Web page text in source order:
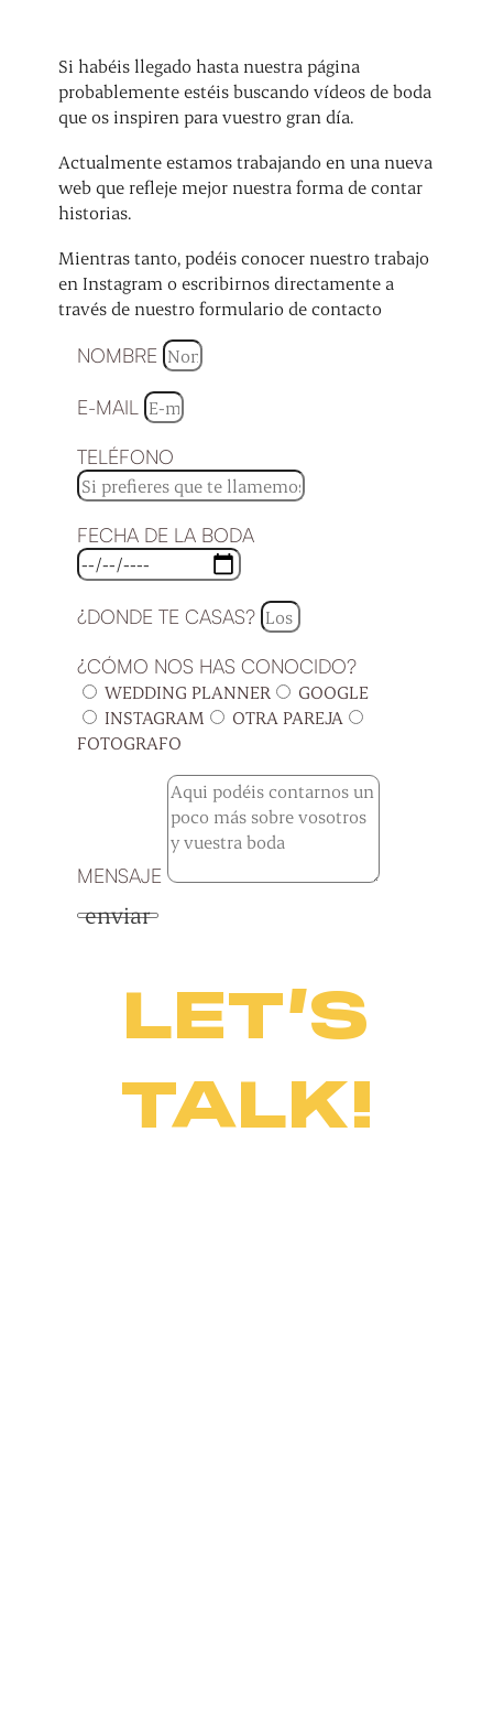
Si habéis llegado hasta nuestra página
probablemente estéis buscando vídeos de boda
que os inspiren para vuestro gran día.
Actualmente estamos trabajando en una nueva
web que refleje mejor nuestra forma de contar
historias.
Mientras tanto, podéis conocer nuestro trabajo
en Instagram o escribirnos directamente a
través de nuestro formulario de contacto
NOMBRE
E-MAIL
TELÉFONO
FECHA DE LA BODA
¿DONDE TE CASAS?
¿CÓMO NOS HAS CONOCIDO?
WEDDING PLANNER
GOOGLE
INSTAGRAM
OTRA PAREJA
FOTOGRAFO
MENSAJE
enviar
LET’S
TALK!